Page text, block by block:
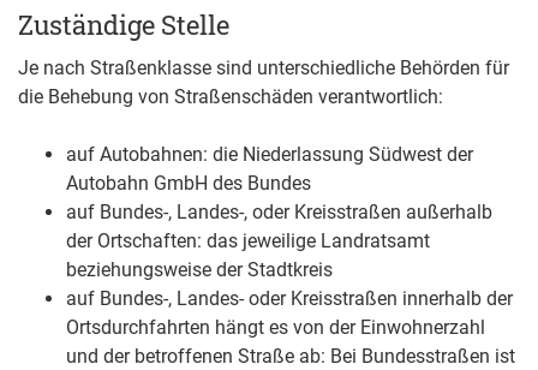
Zuständige Stelle
Je nach Straßenklasse sind unterschiedliche Behörden für
die Behebung von Straßenschäden verantwortlich:
auf Autobahnen: die Niederlassung Südwest der
Autobahn GmbH des Bundes
auf Bundes-, Landes-, oder Kreisstraßen außerhalb
der Ortschaften: das jeweilige Landratsamt
beziehungsweise der Stadtkreis
auf Bundes-, Landes- oder Kreisstraßen innerhalb der
Ortsdurchfahrten hängt es von der Einwohnerzahl
und der betroffenen Straße ab: Bei Bundesstraßen ist